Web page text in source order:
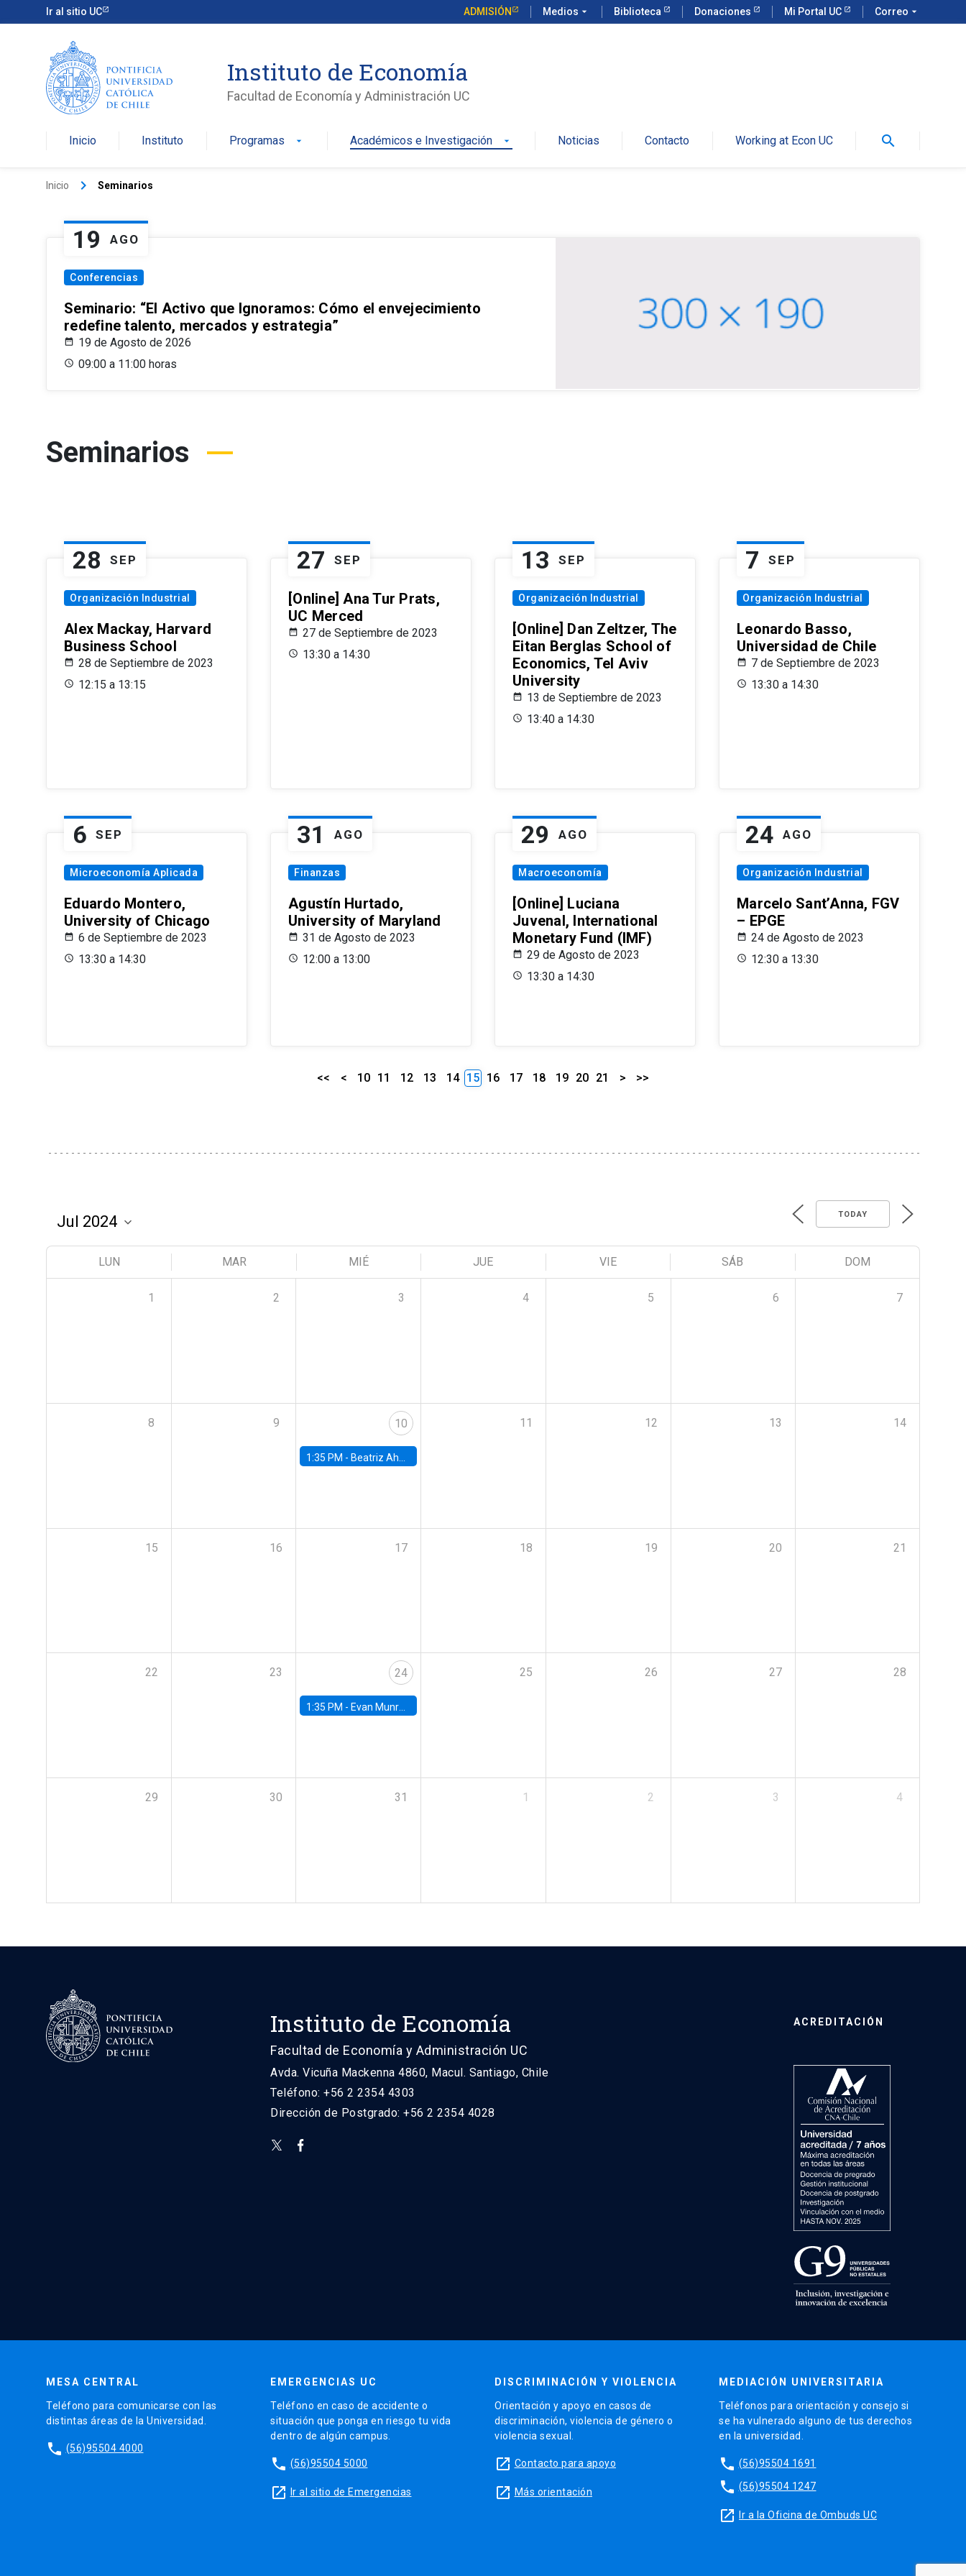
Ir al sitio UC ADMISIÓN Medios arrow_drop_down Biblioteca Donaciones Mi Portal UC Correo arrow_drop_down
Instituto de Economía
Facultad de Economía y Administración UC
Inicio Instituto Programas arrow_drop_down Académicos e Investigación arrow_drop_down Noticias Contacto Working at Econ UC search
Inicio keyboard_arrow_right Seminarios
19 AGO
Conferencias
Seminario: “El Activo que Ignoramos: Cómo el envejecimiento
redefine talento, mercados y estrategia”
19 de Agosto de 2026
09:00 a 11:00 horas
Seminarios
28 SEP
Organización Industrial
Alex Mackay, Harvard
Business School
28 de Septiembre de 2023
12:15 a 13:15
27 SEP
[Online] Ana Tur Prats,
UC Merced
27 de Septiembre de 2023
13:30 a 14:30
13 SEP
Organización Industrial
[Online] Dan Zeltzer, The
Eitan Berglas School of
Economics, Tel Aviv
University
13 de Septiembre de 2023
13:40 a 14:30
7 SEP
Organización Industrial
Leonardo Basso,
Universidad de Chile
7 de Septiembre de 2023
13:30 a 14:30
6 SEP
Microeconomía Aplicada
Eduardo Montero,
University of Chicago
6 de Septiembre de 2023
13:30 a 14:30
31 AGO
Finanzas
Agustín Hurtado,
University of Maryland
31 de Agosto de 2023
12:00 a 13:00
29 AGO
Macroeconomía
[Online] Luciana
Juvenal, International
Monetary Fund (IMF)
29 de Agosto de 2023
13:30 a 14:30
24 AGO
Organización Industrial
Marcelo Sant’Anna, FGV
– EPGE
24 de Agosto de 2023
12:30 a 13:30
<< < 10 11 12 13 14 15 16 17 18 19 20 21 > >>
TODAY
LUN MAR MIÉ JUE VIE SÁB DOM
1 2 3 4 5 6 7
8 9 10
1:35 PM - Beatriz Ahumada, PhD candidate, Universidad de Pittsburgh
11 12 13 14
15 16 17 18 19 20 21
22 23 24
1:35 PM - Evan Munro, Neyman Visiting Assistant Professor in the Department of Statistics at UC Berkeley
25 26 27 28
29 30 31 1 2 3 4
Instituto de Economía
Facultad de Economía y Administración UC
Avda. Vicuña Mackenna 4860, Macul. Santiago, Chile
Teléfono: +56 2 2354 4303
Dirección de Postgrado: +56 2 2354 4028
ACREDITACIÓN
MESA CENTRAL
Teléfono para comunicarse con las
distintas áreas de la Universidad.
phone (56)95504 4000
EMERGENCIAS UC
Teléfono en caso de accidente o
situación que ponga en riesgo tu vida
dentro de algún campus.
phone (56)95504 5000
launch Ir al sitio de Emergencias
DISCRIMINACIÓN Y VIOLENCIA
Orientación y apoyo en casos de
discriminación, violencia de género o
violencia sexual.
launch Contacto para apoyo
launch Más orientación
MEDIACIÓN UNIVERSITARIA
Teléfonos para orientación y consejo si
se ha vulnerado alguno de tus derechos
en la universidad.
phone (56)95504 1691
phone (56)95504 1247
launch Ir a la Oficina de Ombuds UC